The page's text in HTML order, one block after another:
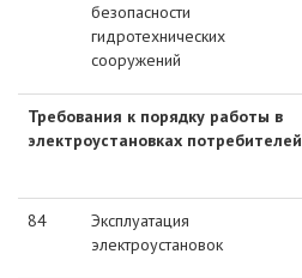
безопасности
гидротехнических
сооружений
Требования к порядку работы в
электроустановках потребителей
84
Эксплуатация
электроустановок